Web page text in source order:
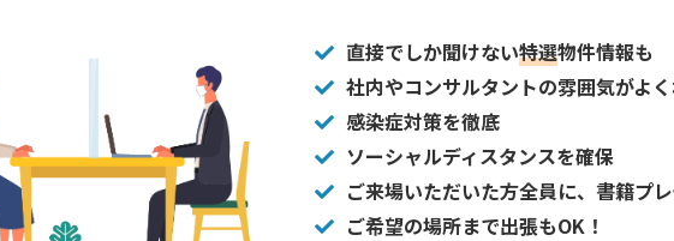
直接でしか聞けない特選物件情報も
社内やコンサルタントの雰囲気がよ
感染症対策を徹底
ソーシャルディスタンスを確保
ご来場いただいた方全員に、書籍プ
ご希望の場所まで出張もOK！